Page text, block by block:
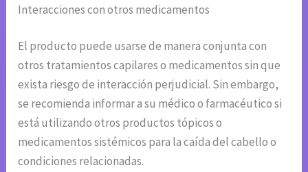
Interacciones con otros medicamentos
El producto puede usarse de manera conjunta con
otros tratamientos capilares o medicamentos sin que
exista riesgo de interacción perjudicial. Sin embargo,
se recomienda informar a su médico o farmacéutico si
está utilizando otros productos tópicos o
medicamentos sistémicos para la caída del cabello o
condiciones relacionadas.